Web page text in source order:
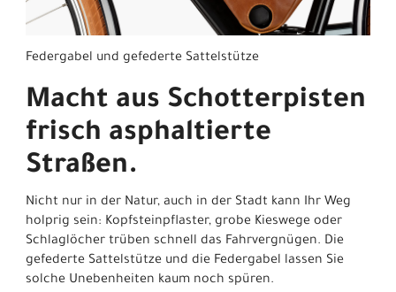
Federgabel und gefederte Sattelstütze
Macht aus Schotterpisten
frisch asphaltierte
Straßen.
Nicht nur in der Natur, auch in der Stadt kann Ihr Weg
holprig sein: Kopfsteinpflaster, grobe Kieswege oder
Schlaglöcher trüben schnell das Fahrvergnügen. Die
gefederte Sattelstütze und die Federgabel lassen Sie
solche Unebenheiten kaum noch spüren.